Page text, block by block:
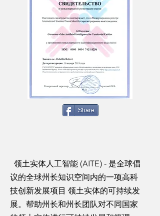
Share
领土实体人工智能 (AITE) - 是全球倡
议的全球州长知识空间内的一项高科
技创新发展项目 领土实体的可持续发
展。帮助州长和州长团队对不同国家